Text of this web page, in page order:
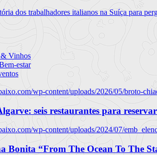
dos trabalhadores italianos na Suíça para
& Vinhos
estar
wp-content/uploads/2026/05/broto-
seis restaurantes para
wp-content/uploads/2024/07/
Bonita “From The Ocean To The